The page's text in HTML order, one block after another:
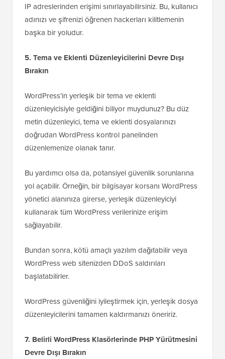
IP adreslerinden erişimi sınırlayabilirsiniz. Bu, kullanıcı
adınızı ve şifrenizi öğrenen hackerları kilitlemenin
başka bir yoludur.
5. Tema ve Eklenti Düzenleyicilerini Devre Dışı
Bırakın
WordPress'in yerleşik bir tema ve eklenti
düzenleyicisiyle geldiğini biliyor muydunuz? Bu düz
metin düzenleyici, tema ve eklenti dosyalarınızı
doğrudan WordPress kontrol panelinden
düzenlemenize olanak tanır.
Bu yardımcı olsa da, potansiyel güvenlik sorunlarına
yol açabilir. Örneğin, bir bilgisayar korsanı WordPress
yönetici alanınıza girerse, yerleşik düzenleyiciyi
kullanarak tüm WordPress verilerinize erişim
sağlayabilir.
Bundan sonra, kötü amaçlı yazılım dağıtabilir veya
WordPress web sitenizden DDoS saldırıları
başlatabilirler.
WordPress güvenliğini iyileştirmek için, yerleşik dosya
düzenleyicilerini tamamen kaldırmanızı öneririz.
7. Belirli WordPress Klasörlerinde PHP Yürütmesini
Devre Dışı Bırakın